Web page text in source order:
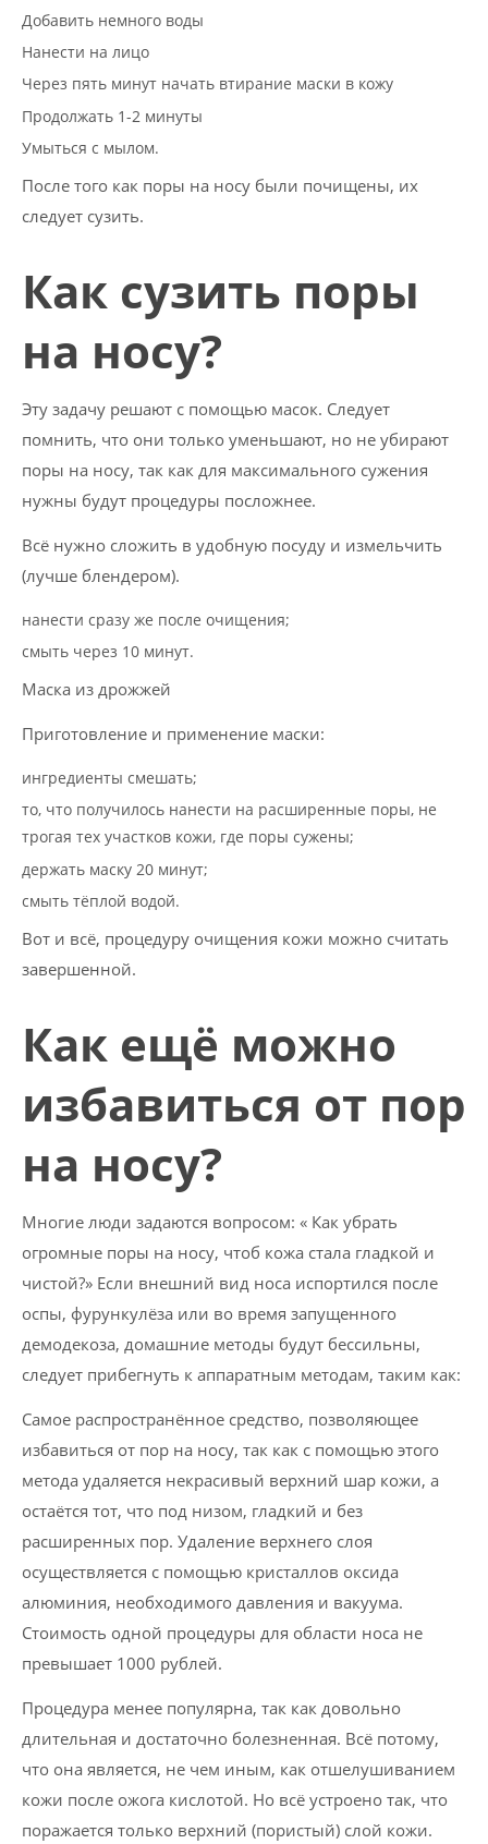
Добавить немного воды
Нанести на лицо
Через пять минут начать втирание маски в кожу
Продолжать 1-2 минуты
Умыться с мылом.
После того как поры на носу были почищены, их
следует сузить.
Как сузить поры
на носу?
Эту задачу решают с помощью масок. Следует
помнить, что они только уменьшают, но не убирают
поры на носу, так как для максимального сужения
нужны будут процедуры посложнее.
Всё нужно сложить в удобную посуду и измельчить
(лучше блендером).
нанести сразу же после очищения;
смыть через 10 минут.
Маска из дрожжей
Приготовление и применение маски:
ингредиенты смешать;
то, что получилось нанести на расширенные поры, не
трогая тех участков кожи, где поры сужены;
держать маску 20 минут;
смыть тёплой водой.
Вот и всё, процедуру очищения кожи можно считать
завершенной.
Как ещё можно
избавиться от пор
на носу?
Многие люди задаются вопросом: « Как убрать
огромные поры на носу, чтоб кожа стала гладкой и
чистой?» Если внешний вид носа испортился после
оспы, фурункулёза или во время запущенного
демодекоза, домашние методы будут бессильны,
следует прибегнуть к аппаратным методам, таким как:
Самое распространённое средство, позволяющее
избавиться от пор на носу, так как с помощью этого
метода удаляется некрасивый верхний шар кожи, а
остаётся тот, что под низом, гладкий и без
расширенных пор. Удаление верхнего слоя
осуществляется с помощью кристаллов оксида
алюминия, необходимого давления и вакуума.
Стоимость одной процедуры для области носа не
превышает 1000 рублей.
Процедура менее популярна, так как довольно
длительная и достаточно болезненная. Всё потому,
что она является, не чем иным, как отшелушиванием
кожи после ожога кислотой. Но всё устроено так, что
поражается только верхний (пористый) слой кожи.